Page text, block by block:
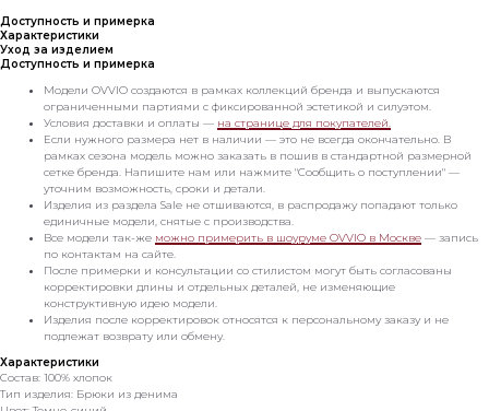
Доступность и примерка
Характеристики
Уход за изделием
Доступность и примерка
Модели OVVIO создаются в рамках коллекций бренда и выпускаются
ограниченными партиями с фиксированной эстетикой и силуэтом.
Условия доставки и оплаты — на странице для покупателей.
Если нужного размера нет в наличии — это не всегда окончательно. В
рамках сезона модель можно заказать в пошив в стандартной размерной
сетке бренда. Напишите нам или нажмите "Сообщить о поступлении" —
уточним возможность, сроки и детали.
Изделия из раздела Sale не отшиваются, в распродажу попадают только
единичные модели, снятые с производства.
Все модели так-же можно примерить в шоуруме OVVIO в Москве — запись
по контактам на сайте.
После примерки и консультации со стилистом могут быть согласованы
корректировки длины и отдельных деталей, не изменяющие
конструктивную идею модели.
Изделия после корректировок относятся к персональному заказу и не
подлежат возврату или обмену.
Характеристики
Состав: 100% хлопок
Тип изделия: Брюки из денима